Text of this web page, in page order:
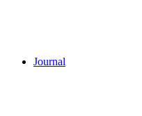
Journal